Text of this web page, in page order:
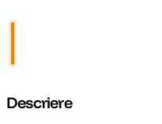
Descriere